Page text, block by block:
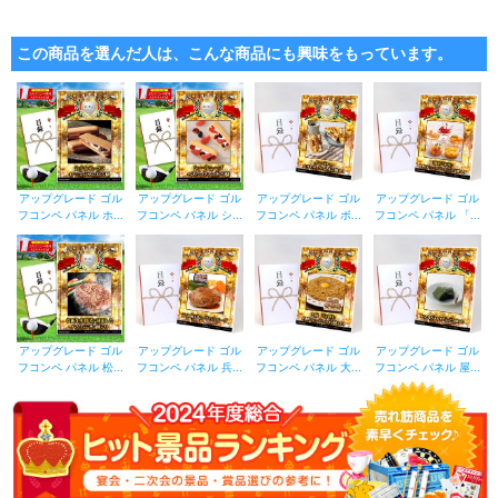
この商品を選んだ人は、こんな商品にも興味をもっています。
アップグレード ゴル
フコンペ パネル ホ...
アップグレード ゴル
フコンペ パネル シ...
アップグレード ゴル
フコンペ パネル ボ...
アップグレード ゴル
フコンペ パネル 「...
アップグレード ゴル
フコンペ パネル 松...
アップグレード ゴル
フコンペ パネル 兵...
アップグレード ゴル
フコンペ パネル 大...
アップグレード ゴル
フコンペ パネル 屋...